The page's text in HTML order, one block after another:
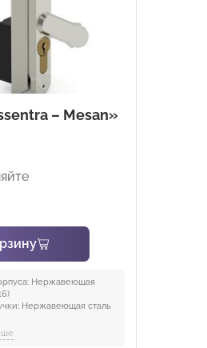
– Mesan»
Нержавеющая
Нержавеющая сталь